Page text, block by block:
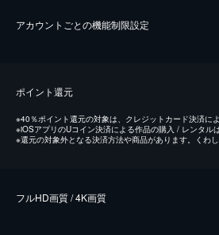
アカウントごとの機能制限設定
ポイント還元
※40％ポイント還元の対象は、クレジットカード決済に
※iOSアプリのUコイン決済による作品の購入 / レンタル
※還元の対象外となる決済方法や商品があります。くわ
フルHD画質 / 4K画質